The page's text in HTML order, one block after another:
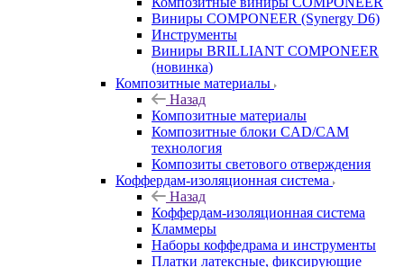
Виниры COMPONEER (Synergy D6)
Инструменты
Виниры BRILLIANT COMPONEER
(новинка)
Композитные материалы
Назад
Композитные материалы
Композитные блоки CAD/СAM
технология
Композиты светового отверждения
Коффердам-изоляционная система
Назад
Коффердам-изоляционная система
Кламмеры
Наборы коффедрама и инструменты
Платки латексные, фиксирующие